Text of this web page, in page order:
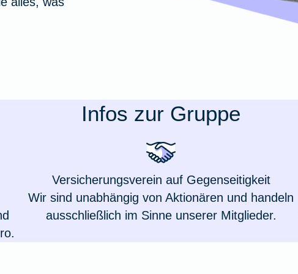
Produktübersicht
Produktübersicht
Zur
Zur ProduktübersichtInfos zur Gruppe
Versicherungsverein auf Gegenseitigkeit
Wir sind unabhängig von Aktionären und handeln
ausschließlich im Sinne unserer Mitglieder.